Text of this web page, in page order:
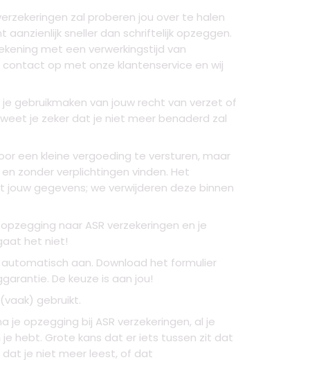
zal proberen jou over te halen
sneller dan schriftelijk opzeggen.
met een verwerkingstijd van
op met onze klantenservice en wij
gebruikmaken van jouw recht van verzet of
je zeker dat je niet meer benaderd zal
een kleine vergoeding te versturen, maar
zonder verplichtingen vinden. Het
gegevens; we verwijderen deze binnen
naar ASR verzekeringen en je
het niet!
aan. Download het formulier
De keuze is aan jou!
gebruikt.
je opzegging bij ASR verzekeringen, al je
hebt. Grote kans dat er iets tussen zit dat
je niet meer leest, of dat